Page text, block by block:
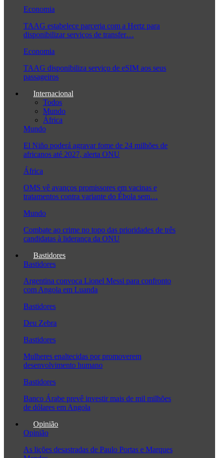
Economia
TAAG estabelece parceria com a Hertz para
disponibilizar serviços de transfer…
Economia
TAAG disponibiliza serviço de eSIM aos seus
passageiros
Internacional
Todos
Mundo
África
Mundo
El Niño poderá agravar fome de 24 milhões de
africanos até 2027, alerta ONU
África
OMS vê avanços promissores em vacinas e
tratamentos contra variante do Ébola sem…
Mundo
Combate ao crime no topo das prioridades de três
candidatas à liderança da ONU
Bastidores
Bastidores
Argentina convoca Lionel Messi para confronto
com Angola em Luanda
Bastidores
Deu Zebra
Bastidores
Mulheres enaltecidas por promoverem
desenvolvimento humano
Bastidores
Banco Árabe prevê investir mais de mil milhões
de dólares em Angola
Opinião
Opinião
As lições desastradas de Paulo Portas e Marques